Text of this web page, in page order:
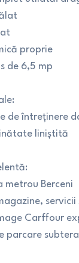
proprie
de 6,5 mp
de întreținere
liniștită
metrou Berceni
servicii
Carffour
parcare